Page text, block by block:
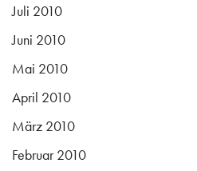
Juli 2010
Juni 2010
Mai 2010
April 2010
März 2010
Februar 2010